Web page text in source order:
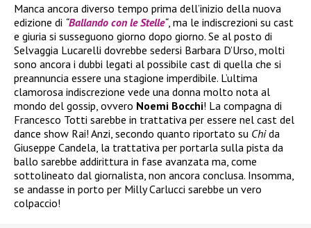
Manca ancora diverso tempo prima dell’inizio della nuova
edizione di “Ballando con le Stelle“, ma le indiscrezioni su cast
e giuria si susseguono giorno dopo giorno. Se al posto di
Selvaggia Lucarelli dovrebbe sedersi Barbara D’Urso, molti
sono ancora i dubbi legati al possibile cast di quella che si
preannuncia essere una stagione imperdibile. L’ultima
clamorosa indiscrezione vede una donna molto nota al
mondo del gossip, ovvero Noemi Bocchi! La compagna di
Francesco Totti sarebbe in trattativa per essere nel cast del
dance show Rai! Anzi, secondo quanto riportato su Chida
Giuseppe Candela, la trattativa per portarla sulla pista da
ballo sarebbe addirittura in fase avanzata ma, come
sottolineato dal giornalista, non ancora conclusa. Insomma,
se andasse in porto per Milly Carlucci sarebbe un vero
colpaccio!